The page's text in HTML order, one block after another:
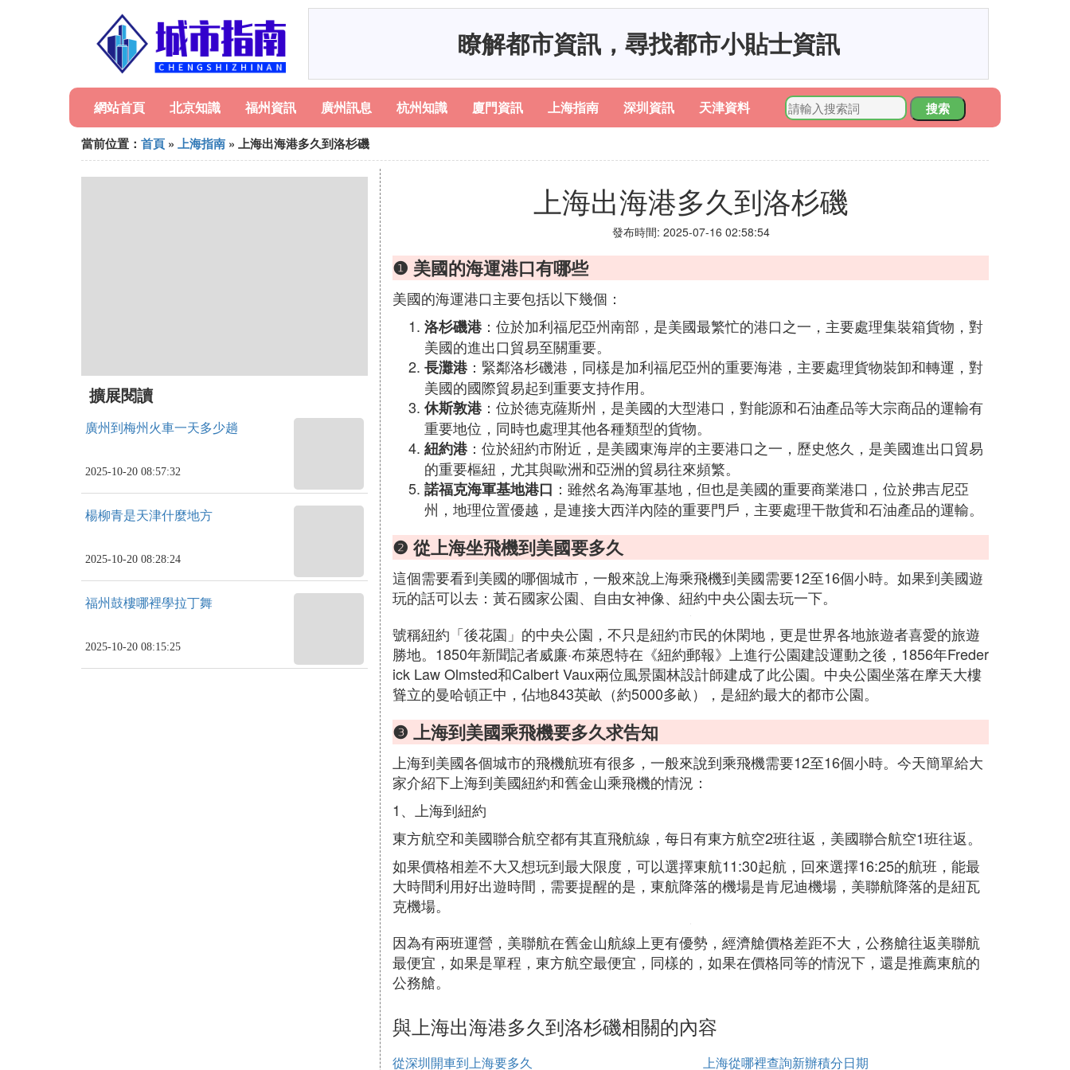
瞭解都市資訊，尋找都市小貼士資訊
網站首頁 北京知識 福州資訊 廣州訊息 杭州知識 廈門資訊 上海指南 深圳資訊 天津資料
搜索
當前位置： 首頁 » 上海指南 » 上海出海港多久到洛杉磯
擴展閱讀
廣州到梅州火車一天多少趟
2025-10-20 08:57:32
楊柳青是天津什麼地方
2025-10-20 08:28:24
福州鼓樓哪裡學拉丁舞
2025-10-20 08:15:25
上海出海港多久到洛杉磯
發布時間: 2025-07-16 02:58:54
❶ 美國的海運港口有哪些
美國的海運港口主要包括以下幾個：
洛杉磯港：位於加利福尼亞州南部，是美國最繁忙的港口之一，主要處理集裝箱貨物，對
美國的進出口貿易至關重要。
長灘港：緊鄰洛杉磯港，同樣是加利福尼亞州的重要海港，主要處理貨物裝卸和轉運，對
美國的國際貿易起到重要支持作用。
休斯敦港：位於德克薩斯州，是美國的大型港口，對能源和石油產品等大宗商品的運輸有
重要地位，同時也處理其他各種類型的貨物。
紐約港：位於紐約市附近，是美國東海岸的主要港口之一，歷史悠久，是美國進出口貿易
的重要樞紐，尤其與歐洲和亞洲的貿易往來頻繁。
諾福克海軍基地港口 ：雖然名為海軍基地，但也是美國的重要商業港口，位於弗吉尼亞
州，地理位置優越，是連接大西洋內陸的重要門戶，主要處理干散貨和石油產品的運輸。
❷ 從上海坐飛機到美國要多久
這個需要看到美國的哪個城市，一般來說上海乘飛機到美國需要12至16個小時。如果到美國遊
玩的話可以去：黃石國家公園、自由女神像、紐約中央公園去玩一下。
號稱紐約「後花園」的中央公園，不只是紐約市民的休閑地，更是世界各地旅遊者喜愛的旅遊
勝地。1850年新聞記者威廉·布萊恩特在《紐約郵報》上進行公園建設運動之後，1856年Freder
ick Law Olmsted和Calbert Vaux兩位風景園林設計師建成了此公園。中央公園坐落在摩天大樓
聳立的曼哈頓正中，佔地843英畝（約5000多畝），是紐約最大的都市公園。
❸ 上海到美國乘飛機要多久求告知
上海到美國各個城市的飛機航班有很多，一般來說到乘飛機需要12至16個小時。今天簡單給大
家介紹下上海到美國紐約和舊金山乘飛機的情況：
1、上海到紐約
東方航空和美國聯合航空都有其直飛航線，每日有東方航空2班往返，美國聯合航空1班往返。
如果價格相差不大又想玩到最大限度，可以選擇東航11:30起航，回來選擇16:25的航班，能最
大時間利用好出遊時間，需要提醒的是，東航降落的機場是肯尼迪機場，美聯航降落的是紐瓦
克機場。
因為有兩班運營，美聯航在舊金山航線上更有優勢，經濟艙價格差距不大，公務艙往返美聯航
最便宜，如果是單程，東方航空最便宜，同樣的，如果在價格同等的情況下，還是推薦東航的
公務艙。
與上海出海港多久到洛杉磯相關的內容
從深圳開車到上海要多久 上海從哪裡查詢新辦積分日期